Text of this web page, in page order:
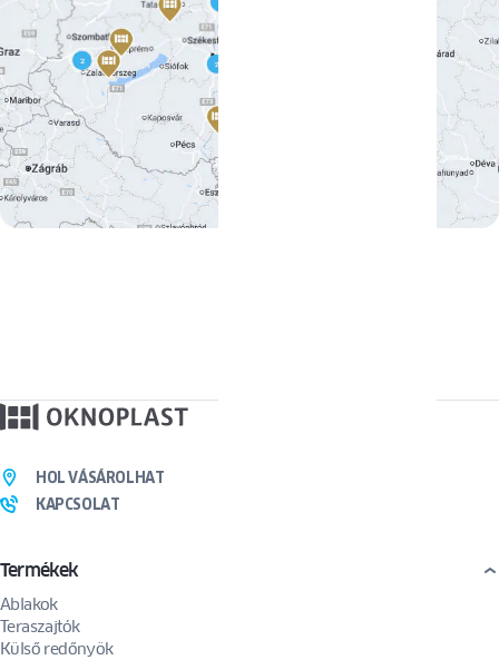
Termékek
Ablakok
Teraszajtók
Külső redőnyök
HOL VÁSÁROLHAT
KAPCSOLAT